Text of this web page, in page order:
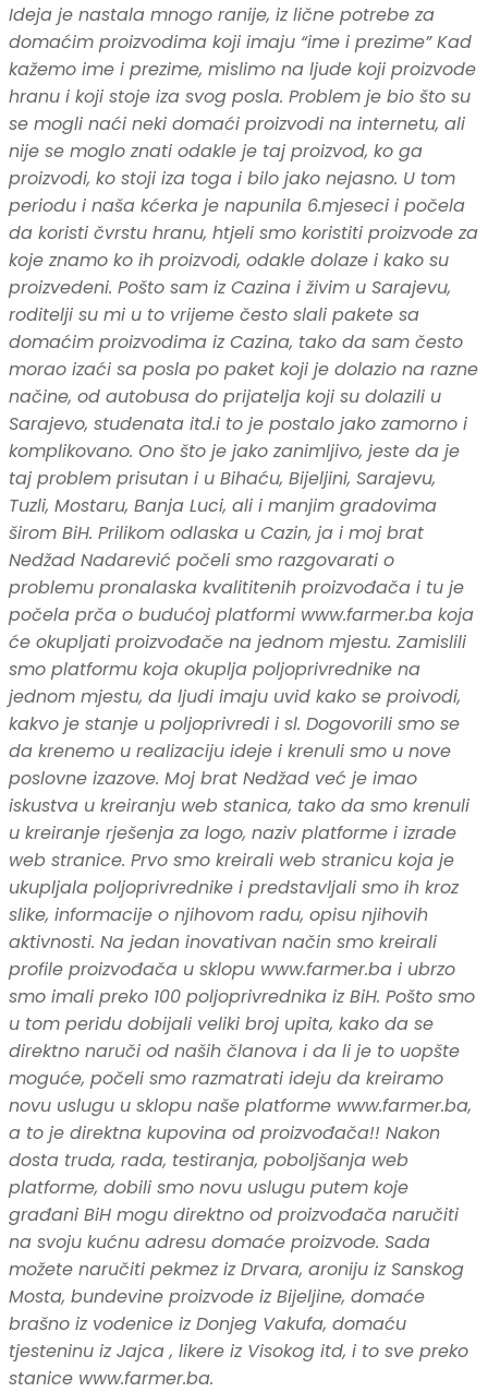
Ideja je nastala mnogo ranije, iz lične potrebe za
domaćim proizvodima koji imaju “ime i prezime” Kad
kažemo ime i prezime, mislimo na ljude koji proizvode
hranu i koji stoje iza svog posla. Problem je bio što su
se mogli naći neki domaći proizvodi na internetu, ali
nije se moglo znati odakle je taj proizvod, ko ga
proizvodi, ko stoji iza toga i bilo jako nejasno. U tom
periodu i naša kćerka je napunila 6.mjeseci i počela
da koristi čvrstu hranu, htjeli smo koristiti proizvode za
koje znamo ko ih proizvodi, odakle dolaze i kako su
proizvedeni. Pošto sam iz Cazina i živim u Sarajevu,
roditelji su mi u to vrijeme često slali pakete sa
domaćim proizvodima iz Cazina, tako da sam često
morao izaći sa posla po paket koji je dolazio na razne
načine, od autobusa do prijatelja koji su dolazili u
Sarajevo, studenata itd.i to je postalo jako zamorno i
komplikovano. Ono što je jako zanimljivo, jeste da je
taj problem prisutan i u Bihaću, Bijeljini, Sarajevu,
Tuzli, Mostaru, Banja Luci, ali i manjim gradovima
širom BiH. Prilikom odlaska u Cazin, ja i moj brat
Nedžad Nadarević počeli smo razgovarati o
problemu pronalaska kvalititenih proizvođača i tu je
počela prča o budućoj platformi www.farmer.ba koja
će okupljati proizvođače na jednom mjestu. Zamislili
smo platformu koja okuplja poljoprivrednike na
jednom mjestu, da ljudi imaju uvid kako se proivodi,
kakvo je stanje u poljoprivredi i sl. Dogovorili smo se
da krenemo u realizaciju ideje i krenuli smo u nove
poslovne izazove. Moj brat Nedžad već je imao
iskustva u kreiranju web stanica, tako da smo krenuli
u kreiranje rješenja za logo, naziv platforme i izrade
web stranice. Prvo smo kreirali web stranicu koja je
ukupljala poljoprivrednike i predstavljali smo ih kroz
slike, informacije o njihovom radu, opisu njihovih
aktivnosti. Na jedan inovativan način smo kreirali
profile proizvođača u sklopu www.farmer.ba i ubrzo
smo imali preko 100 poljoprivrednika iz BiH. Pošto smo
u tom peridu dobijali veliki broj upita, kako da se
direktno naruči od naših članova i da li je to uopšte
moguće, počeli smo razmatrati ideju da kreiramo
novu uslugu u sklopu naše platforme www.farmer.ba,
a to je direktna kupovina od proizvođača!! Nakon
dosta truda, rada, testiranja, poboljšanja web
platforme, dobili smo novu uslugu putem koje
građani BiH mogu direktno od proizvođača naručiti
na svoju kućnu adresu domaće proizvode. Sada
možete naručiti pekmez iz Drvara, aroniju iz Sanskog
Mosta, bundevine proizvode iz Bijeljine, domaće
brašno iz vodenice iz Donjeg Vakufa, domaću
tjesteninu iz Jajca , likere iz Visokog itd, i to sve preko
stanice www.farmer.ba.